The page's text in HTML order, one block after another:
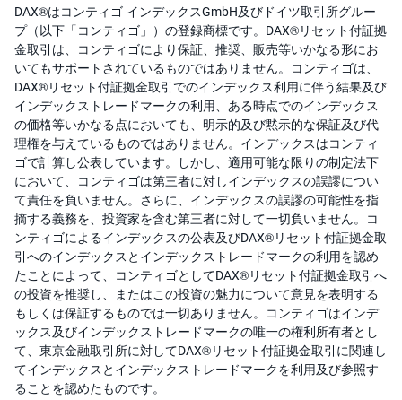
DAX®はコンティゴ インデックスGmbH及びドイツ取引所グルー
プ（以下「コンティゴ」）の登録商標です。DAX®リセット付証拠
金取引は、コンティゴにより保証、推奨、販売等いかなる形にお
いてもサポートされているものではありません。コンティゴは、
DAX®リセット付証拠金取引でのインデックス利用に伴う結果及び
インデックストレードマークの利用、ある時点でのインデックス
の価格等いかなる点においても、明示的及び黙示的な保証及び代
理権を与えているものではありません。インデックスはコンティ
ゴで計算し公表しています。しかし、適用可能な限りの制定法下
において、コンティゴは第三者に対しインデックスの誤謬につい
て責任を負いません。さらに、インデックスの誤謬の可能性を指
摘する義務を、投資家を含む第三者に対して一切負いません。コ
ンティゴによるインデックスの公表及びDAX®リセット付証拠金取
引へのインデックスとインデックストレードマークの利用を認め
たことによって、コンティゴとしてDAX®リセット付証拠金取引へ
の投資を推奨し、またはこの投資の魅力について意見を表明する
もしくは保証するものでは一切ありません。コンティゴはインデ
ックス及びインデックストレードマークの唯一の権利所有者とし
て、東京金融取引所に対してDAX®リセット付証拠金取引に関連し
てインデックスとインデックストレードマークを利用及び参照す
ることを認めたものです。